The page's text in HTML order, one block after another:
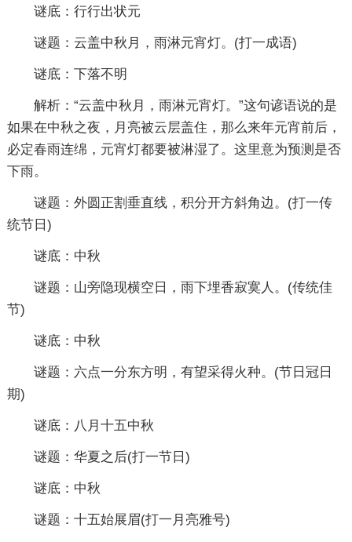
谜底：行行出状元
谜题：云盖中秋月，雨淋元宵灯。(打一成语)
谜底：下落不明
解析：“云盖中秋月，雨淋元宵灯。”这句谚语说的是
如果在中秋之夜，月亮被云层盖住，那么来年元宵前后，
必定春雨连绵，元宵灯都要被淋湿了。这里意为预测是否
下雨。
谜题：外圆正割垂直线，积分开方斜角边。(打一传
统节日)
谜底：中秋
谜题：山旁隐现横空日，雨下埋香寂寞人。(传统佳
节)
谜底：中秋
谜题：六点一分东方明，有望采得火种。(节日冠日
期)
谜底：八月十五中秋
谜题：华夏之后(打一节日)
谜底：中秋
谜题：十五始展眉(打一月亮雅号)